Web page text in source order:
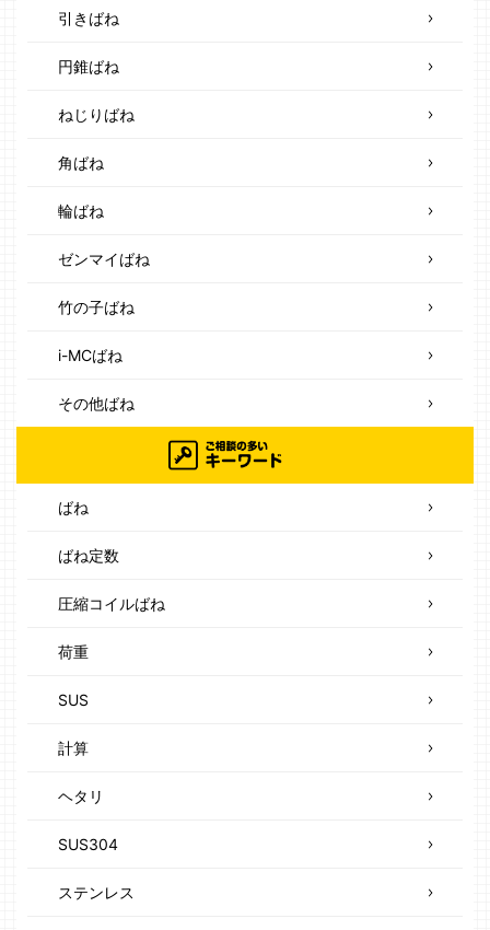
引きばね
円錐ばね
ねじりばね
角ばね
輪ばね
ゼンマイばね
竹の子ばね
i-MCばね
その他ばね
ばね
ばね定数
圧縮コイルばね
荷重
SUS
計算
ヘタリ
SUS304
ステンレス